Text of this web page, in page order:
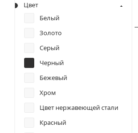
Цвет
Белый
Золото
Серый
Черный
Бежевый
Хром
Цвет нержавеющей стали
Красный